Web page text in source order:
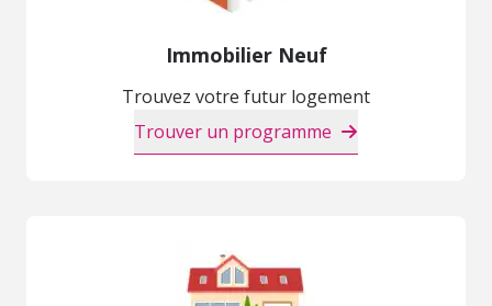
Immobilier Neuf
Trouvez votre futur logement
Trouver un programme